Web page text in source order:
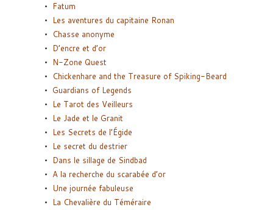
Fatum
Les aventures du capitaine Ronan
Chasse anonyme
D’encre et d’or
N-Zone Quest
Chickenhare and the Treasure of Spiking-Beard
Guardians of Legends
Le Tarot des Veilleurs
Le Jade et le Granit
Les Secrets de l’Égide
Le secret du destrier
Dans le sillage de Sindbad
A la recherche du scarabée d’or
Une journée fabuleuse
La Chevalière du Téméraire